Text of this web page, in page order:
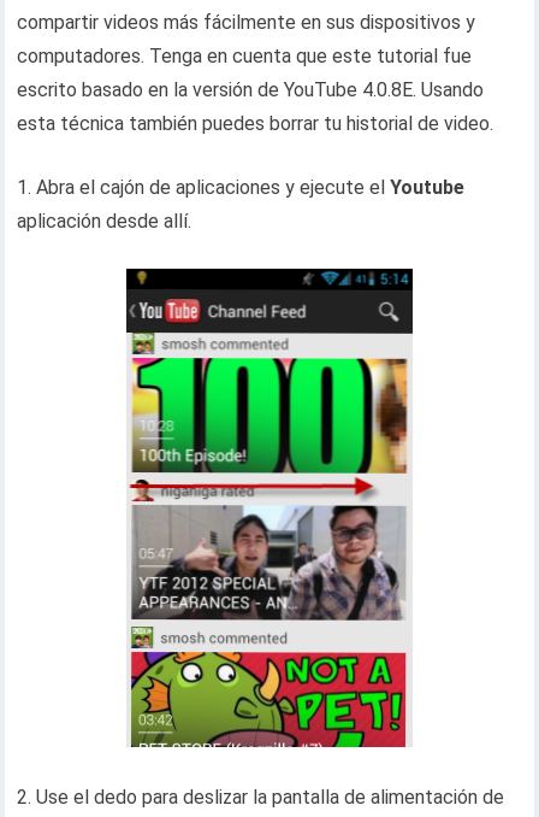
compartir videos más fácilmente en sus dispositivos y
computadores. Tenga en cuenta que este tutorial fue
escrito basado en la versión de YouTube 4.0.8E. Usando
esta técnica también puedes borrar tu historial de video.
1. Abra el cajón de aplicaciones y ejecute elYoutube
aplicación desde allí.
2. Use el dedo para deslizar la pantalla de alimentación de